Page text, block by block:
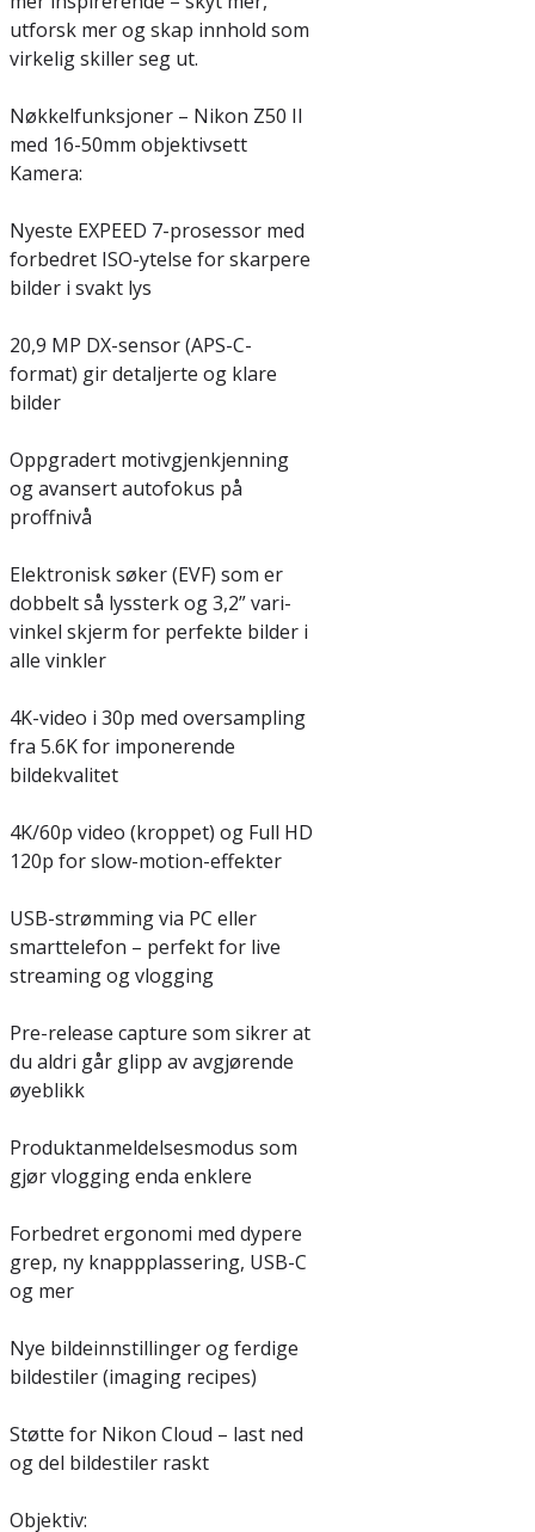
utforsk mer og skap innhold som
virkelig skiller seg ut.
Nøkkelfunksjoner – Nikon Z50 II
med 16-50mm objektivsett
Kamera:
Nyeste EXPEED 7-prosessor med
forbedret ISO-ytelse for skarpere
bilder i svakt lys
20,9 MP DX-sensor (APS-C-
format) gir detaljerte og klare
bilder
Oppgradert motivgjenkjenning
og avansert autofokus på
proffnivå
Elektronisk søker (EVF) som er
dobbelt så lyssterk og 3,2” vari-
vinkel skjerm for perfekte bilder i
alle vinkler
4K-video i 30p med oversampling
fra 5.6K for imponerende
bildekvalitet
4K/60p video (kroppet) og Full HD
120p for slow-motion-effekter
USB-strømming via PC eller
smarttelefon – perfekt for live
streaming og vlogging
Pre-release capture som sikrer at
du aldri går glipp av avgjørende
øyeblikk
Produktanmeldelsesmodus som
gjør vlogging enda enklere
Forbedret ergonomi med dypere
grep, ny knappplassering, USB-C
og mer
Nye bildeinnstillinger og ferdige
bildestiler (imaging recipes)
Støtte for Nikon Cloud – last ned
og del bildestiler raskt
Objektiv: